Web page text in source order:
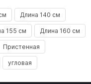
Длина 140 см
155 см Длина 160 см
Пристенная
угловая